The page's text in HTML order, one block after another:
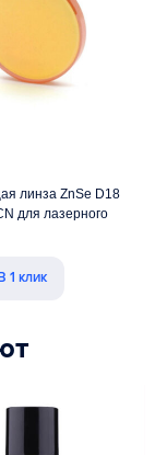
линза ZnSe D18
для лазерного
1 клик